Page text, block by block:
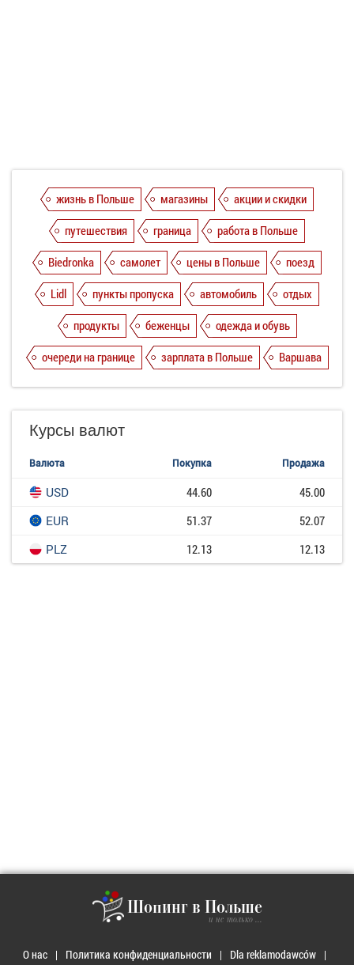
жизнь в Польше магазины
акции и скидки
путешествия
граница
работа в Польше
Biedronka
самолет цены в Польше
поезд
Lidl
пункты пропуска автомобиль
отдых
продукты
беженцы
одежда и обувь
очереди на границе
зарплата в Польше Варшава
Курсы валют
Валюта Покупка Продажа
USD 44.60
45.00
EUR
51.37
52.07
PLZ
12.13 12.13
Шопинг в Польше
и не только ...
О нас Политика конфиденциальности
Dla reklamodawców